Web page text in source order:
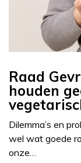
Raad
houden
Dilemma’s en
wel wat goede
onze…